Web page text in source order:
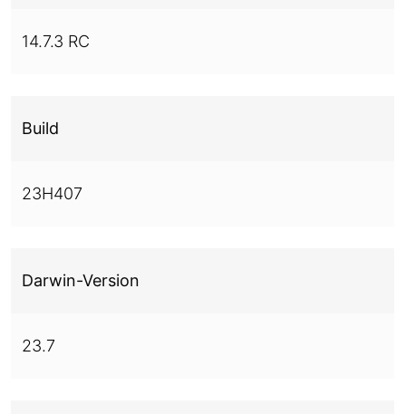
14.7.3 RC
Build
23H407
Darwin-Version
23.7